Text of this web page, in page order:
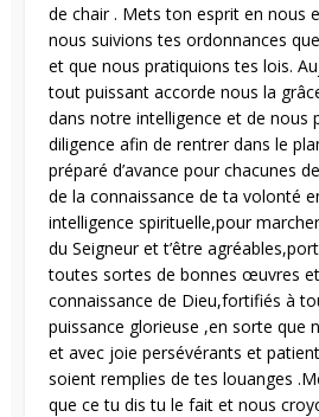
de chair . Mets ton esprit en nous
nous suivions tes ordonnances
et que nous pratiquions tes lois.
tout puissant accorde nous la
dans notre intelligence et de nous
diligence afin de rentrer dans le
préparé d’avance pour chacunes
de la connaissance de ta volonté
intelligence spirituelle,pour
du Seigneur et t’être
toutes sortes de bonnes œuvres
connaissance de Dieu,fortifiés à
puissance glorieuse ,en sorte que
et avec joie persévérants et
soient remplies de tes louanges
que ce tu dis tu le fait et nous